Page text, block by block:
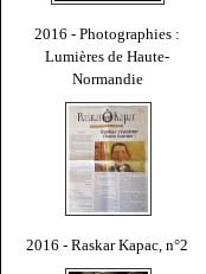
2016 - Photographies :
Lumières de Haute-
Normandie
2016 - Raskar Kapac, n°2